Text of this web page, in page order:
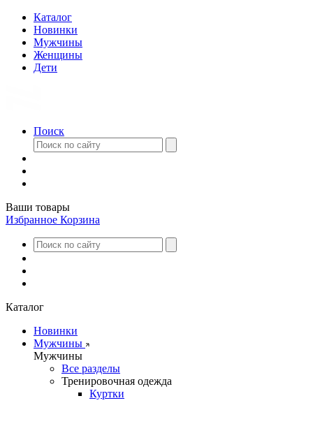
Каталог
Новинки
Мужчины
Женщины
Дети
Поиск
Ваши товары
Избранное Корзина
Каталог
Новинки
Мужчины
Мужчины
Все разделы
Тренировочная одежда
Куртки